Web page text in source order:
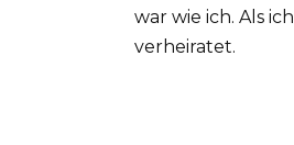
war wie ich. Als
verheiratet.